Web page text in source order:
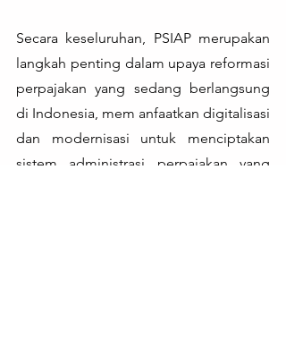
Secara keseluruhan, PSIAP merupakan
langkah penting dalam upaya reformasi
perpajakan yang sedang berlangsung
di Indonesia, mem anfaatkan digitalisasi
dan modernisasi untuk menciptakan
sistem administrasi perpajakan yang